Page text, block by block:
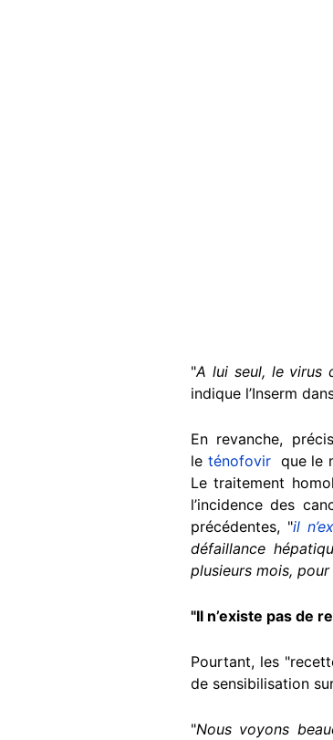
"A lui seul, le virus
indique l’Inserm
En revanche,
le ténofovirque le
Le traitement
l’incidence des
précédentes, "il
défaillance
plusieurs mois,
"Il n’existe pas de
Pourtant, les
de sensibilisation
"Nous voyons